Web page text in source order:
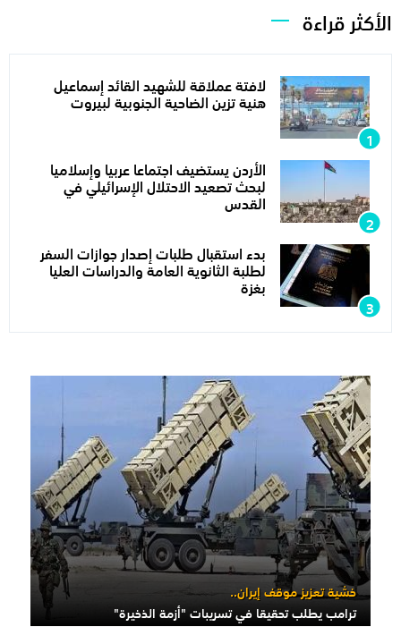
الأكثر قراءة
لافتة عملاقة للشهيد القائد إسماعيل
هنية تزين الضاحية الجنوبية لبيروت
الأردن يستضيف اجتماعا عربيا وإسلاميا
لبحث تصعيد الاحتلال الإسرائيلي في
القدس
بدء استقبال طلبات إصدار جوازات السفر
لطلبة الثانوية العامة والدراسات العليا
بغزة
خشية تعزيز موقف إيران..
ترامب يطلب تحقيقا في تسريبات "أزمة الذخيرة"